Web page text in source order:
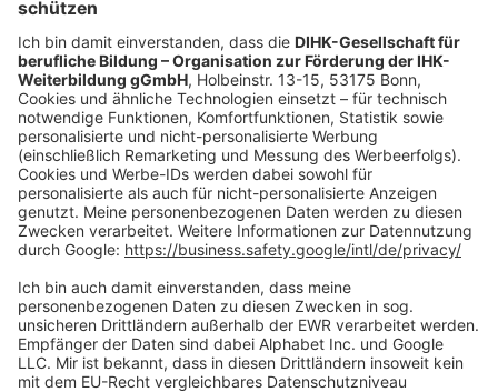
shop@dihk-bildung.shop
Vertrag widerrufen
Zahlungsarten
Social Media